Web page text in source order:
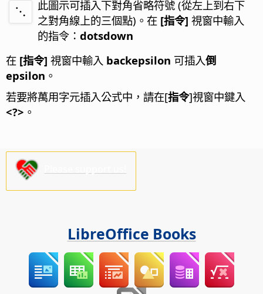
此圖示可插入下對角省略符號 (從左上到右下
之對角線上的三個點)。在 [指令] 視窗中輸入
的指令：dotsdown
在 [指令] 視窗中輸入 backepsilon 可插入倒
epsilon 。
若要將萬用字元插入公式中，請在[指令]視窗中鍵入
<?> 。
LibreOffice Books